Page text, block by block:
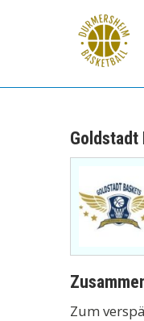
TuS
Goldstadt
Zum